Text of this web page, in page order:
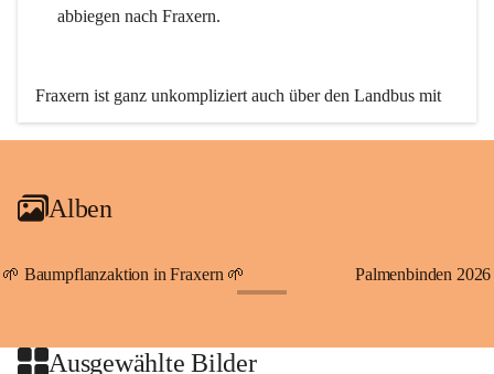
abbiegen nach Fraxern.
Fraxern ist ganz unkompliziert auch über den Landbus mit
den öffentlichen Verkehrsmitteln zu erreichen. Die Linie
An Samstagen, Sonn- und Feiertagen können Sie bequem
persönlichen Linienbus zur gewünschten Zeit zu Ihrer
Haltestelle bestellen. Sowohl von Weiler kommend nach
beide Fahrten Weiler-Fraxern-Weiler.
Alben
🌱 Baumpflanzaktion in Fraxern 🌱 Palmenbinden 2026
Ausgewählte Bilder